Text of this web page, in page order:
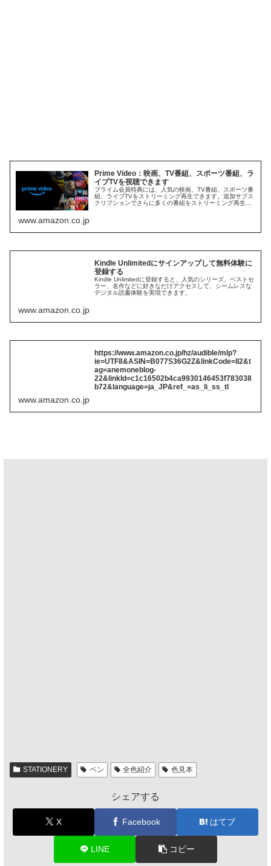
Prime Video：映画、TV番組、スポーツ番組、ラ
イブTVを視聴できます
プライム会員特典には、人気の映画、TV番組、スポーツ番
組、ライブTVをストリーミング再生できます。追加サブス
クリプションでさらに多くの番組をストリーミング再生で
www.amazon.co.jp
Kindle Unlimitedにサインアップして無料体験に
登録する
Kindle Unlimitedに登録すると、人気のシリーズ、ベストセ
ラー、名作などに好きなだけアクセスして、シームレスな
デジタル読書体験を実現できます。
www.amazon.co.jp
https://www.amazon.co.jp/hz/audible/mlp?
ie=UTF8&ASIN=B077S36G2Z&linkCode=ll2&t
ag=anemoneblog-
22&linkId=c1c16502b4ca9930146453f783038
b72&language=ja_JP&ref_=as_li_ss_tl
www.amazon.co.jp
STATIONERY ペン 全色紹介 色見本
シェアする
X Facebook はてブ
LINE コピー